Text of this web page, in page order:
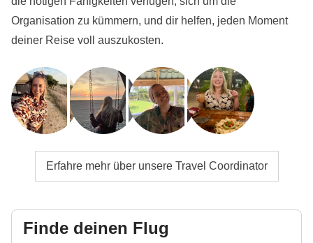
Organisation zu kümmern, und dir helfen, jeden Moment
deiner Reise voll auszukosten.
Erfahre mehr über unsere Travel Coordinator
Finde deinen Flug